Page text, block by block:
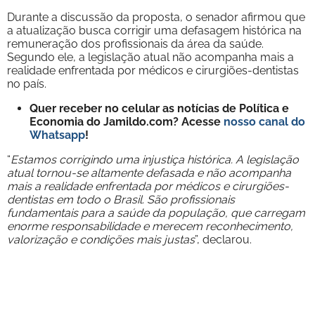
Durante a discussão da proposta, o senador afirmou que
a atualização busca corrigir uma defasagem histórica na
remuneração dos profissionais da área da saúde.
Segundo ele, a legislação atual não acompanha mais a
realidade enfrentada por médicos e cirurgiões-dentistas
no país.
Quer receber no celular as notícias de Política e
Economia do Jamildo.com? Acesse nosso canal do
Whatsapp!
“Estamos corrigindo uma injustiça histórica. A legislação
atual tornou-se altamente defasada e não acompanha
mais a realidade enfrentada por médicos e cirurgiões-
dentistas em todo o Brasil. São profissionais
fundamentais para a saúde da população, que carregam
enorme responsabilidade e merecem reconhecimento,
valorização e condições mais justas”, declarou.